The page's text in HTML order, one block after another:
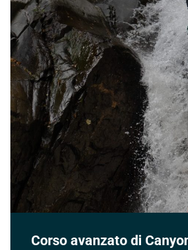
Corso avanzato di